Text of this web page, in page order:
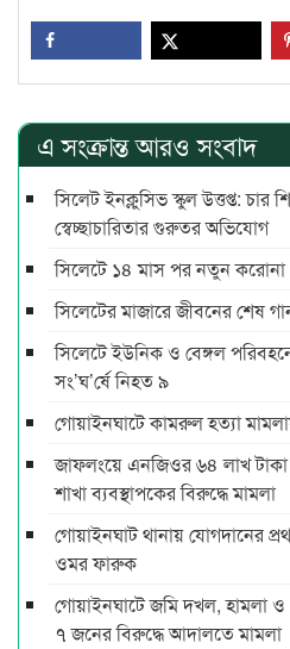
এ সংক্রান্ত আরও সংবাদ
সিলেট ইনক্লুসিভ স্কুল উত্তপ্ত: চার
স্বেচ্ছাচারিতার গুরুতর অভিযোগ
সিলেটে ১৪ মাস পর নতুন করোনা
সিলেটের মাজারে জীবনের শেষ
সিলেটে ইউনিক ও বেঙ্গল
সং’ঘ’র্ষে নিহত ৯
গোয়াইনঘাটে কামরুল হত্যা
জাফলংয়ে এনজিওর ৬৪ লাখ
শাখা ব্যবস্থাপকের বিরুদ্ধে মামলা
গোয়াইনঘাট থানায় যোগদানের
ওমর ফারুক
গোয়াইনঘাটে জমি দখল, হামলা ও
৭ জনের বিরুদ্ধে আদালতে মামলা